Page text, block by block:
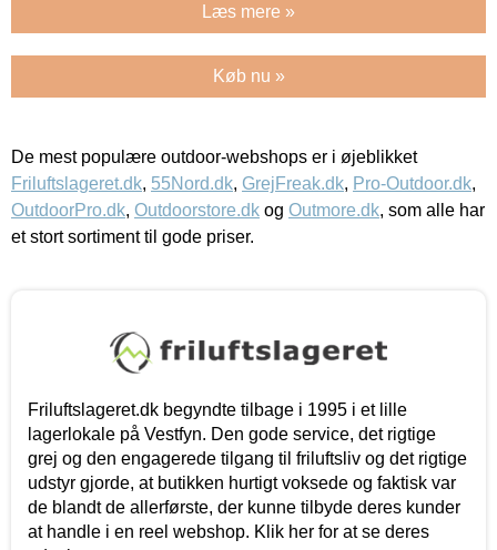
Læs mere »
Køb nu »
De mest populære outdoor-webshops er i øjeblikket
Friluftslageret.dk, 55Nord.dk, GrejFreak.dk, Pro-Outdoor.dk,
OutdoorPro.dk, Outdoorstore.dk og Outmore.dk, som alle har
et stort sortiment til gode priser.
Friluftslageret.dk begyndte tilbage i 1995 i et lille
lagerlokale på Vestfyn. Den gode service, det rigtige
grej og den engagerede tilgang til friluftsliv og det rigtige
udstyr gjorde, at butikken hurtigt voksede og faktisk var
de blandt de allerførste, der kunne tilbyde deres kunder
at handle i en reel webshop. Klik her for at se deres